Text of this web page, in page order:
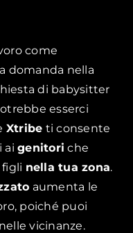
come
domanda nella
di babysitter
esserci
Xtribe ti consente
aigenitori che
figli nella tua zona.
aumenta le
poiché puoi
vicinanze.